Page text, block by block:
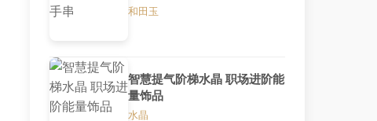
和田玉
智慧提气阶梯水晶 职场进阶能
量饰品
水晶